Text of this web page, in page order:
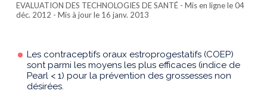
EVALUATION DES TECHNOLOGIES DE SANTÉ - Mis en ligne le 04
déc. 2012 - Mis à jour le 16 janv. 2013
Les contraceptifs oraux estroprogestatifs (COEP)
sont parmi les moyens les plus efficaces (indice de
Pearl < 1) pour la prévention des grossesses non
désirées.